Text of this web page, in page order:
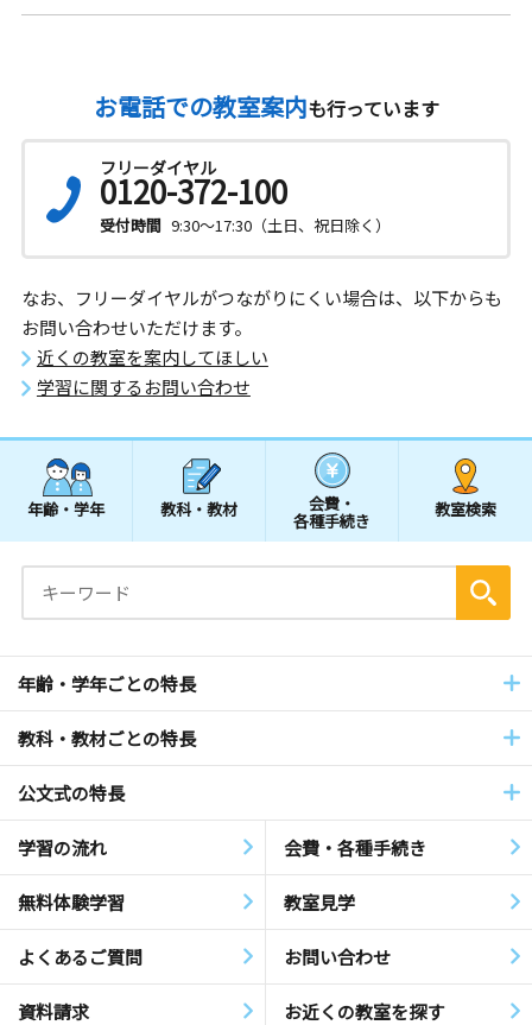
お電話での教室案内も行っています
フリーダイヤル
0120-372-100
受付時間 9:30～17:30（土日、祝日除く）
なお、フリーダイヤルがつながりにくい場合は、以下からも
お問い合わせいただけます。
近くの教室を案内してほしい
学習に関するお問い合わせ
年齢・学年 教科・教材 会費・
各種手続き
教室検索
年齢・学年ごとの特長
教科・教材ごとの特長
公文式の特長
学習の流れ 会費・各種手続き
無料体験学習 教室見学
よくあるご質問 お問い合わせ
資料請求 お近くの教室を探す